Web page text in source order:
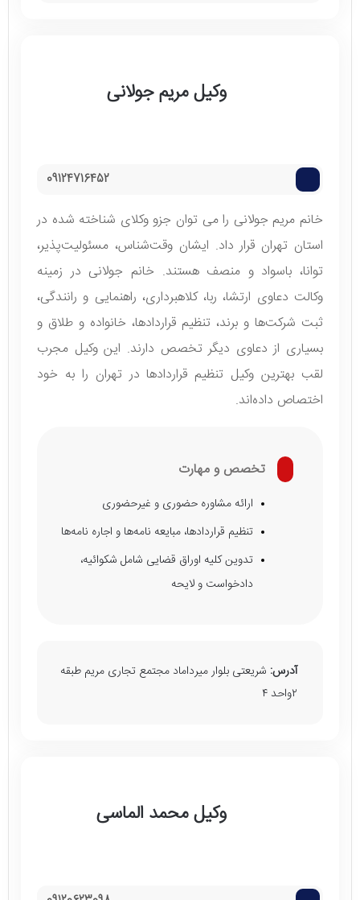
وکیل مریم جولانی
09124716452
خانم مریم جولانی را می توان جزو وکلای شناخته شده در
استان تهران قرار داد. ایشان وقت‌شناس، مسئولیت‌پذیر،
توانا، باسواد و منصف هستند. خانم جولانی در زمینه
وکالت دعاوی ارتشا، ربا، کلاهبرداری، راهنمایی و رانندگی،
ثبت شرکت‌ها و برند، تنظیم قراردادها، خانواده و طلاق و
بسیاری از دعاوی دیگر تخصص دارند. این وکیل مجرب
لقب بهترین وکیل تنظیم قراردادها در تهران را به خود
اختصاص داده‌اند.
تخصص و مهارت
ارائه مشاوره حضوری و غیرحضوری
تنظیم قراردادها، مبایعه نامه‌ها و اجاره نامه‌ها
تدوین کلیه اوراق قضایی شامل شکوائیه،
دادخواست و لایحه
آدرس: شریعتی بلوار میرداماد مجتمع تجاری مریم طبقه
۲واحد ۴
وکیل محمد الماسی